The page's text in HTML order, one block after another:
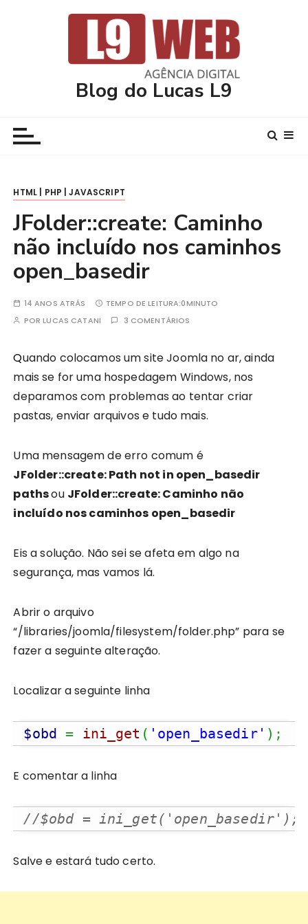
Blog do Lucas L9
HTML | PHP | JAVASCRIPT
JFolder::create: Caminho
não incluído nos caminhos
open_basedir
14 ANOS ATRÁS TEMPO DE LEITURA:0MINUTO
PORLUCAS CATANI 3 COMENTÁRIOS
Quando colocamos um site Joomla no ar, ainda
mais se for uma hospedagem Windows, nos
deparamos com problemas ao tentar criar
pastas, enviar arquivos e tudo mais.
Uma mensagem de erro comum é
JFolder::create: Path not in open_basedir
pathsou JFolder::create: Caminho não
incluído nos caminhos open_basedir
Eis a solução. Não sei se afeta em algo na
segurança, mas vamos lá.
Abrir o arquivo
“/libraries/joomla/filesystem/folder.php” para se
fazer a seguinte alteração.
Localizar a seguinte linha
$obd = ini_get ( 'open_basedir' ) ;
E comentar a linha
//$obd = ini_get('open_basedir');
Salve e estará tudo certo.